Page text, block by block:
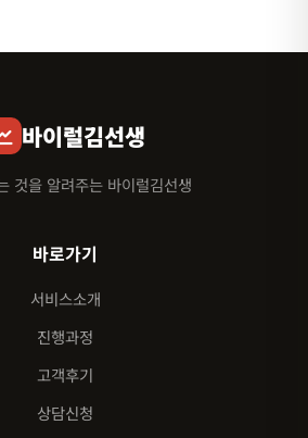
바이럴김선생
것을 알려주는 바이럴김선생
바로가기
서비스소개
진행과정
고객후기
상담신청